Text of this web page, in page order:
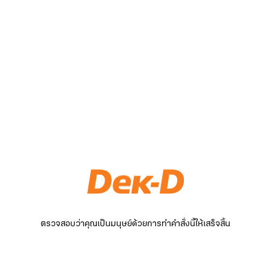
ตรวจสอบว่าคุณเป็นมนุษย์ด้วยการทำคำสั่งนี้ให้เสร็จสิ้น